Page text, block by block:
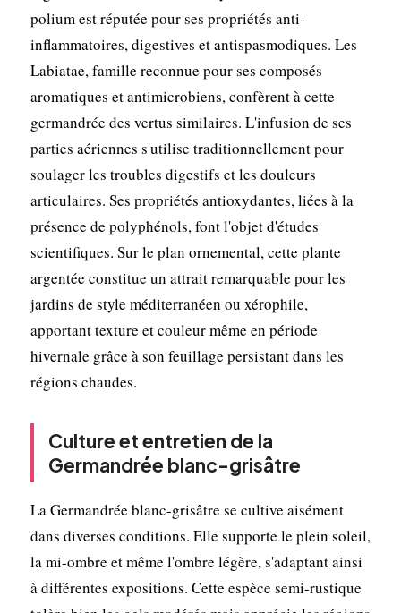
polium est réputée pour ses propriétés anti-
inflammatoires, digestives et antispasmodiques. Les
Labiatae, famille reconnue pour ses composés
aromatiques et antimicrobiens, confèrent à cette
germandrée des vertus similaires. L'infusion de ses
parties aériennes s'utilise traditionnellement pour
soulager les troubles digestifs et les douleurs
articulaires. Ses propriétés antioxydantes, liées à la
présence de polyphénols, font l'objet d'études
scientifiques. Sur le plan ornemental, cette plante
argentée constitue un attrait remarquable pour les
jardins de style méditerranéen ou xérophile,
apportant texture et couleur même en période
hivernale grâce à son feuillage persistant dans les
régions chaudes.
Culture et entretien de la
Germandrée blanc-grisâtre
La Germandrée blanc-grisâtre se cultive aisément
dans diverses conditions. Elle supporte le plein soleil,
la mi-ombre et même l'ombre légère, s'adaptant ainsi
à différentes expositions. Cette espèce semi-rustique